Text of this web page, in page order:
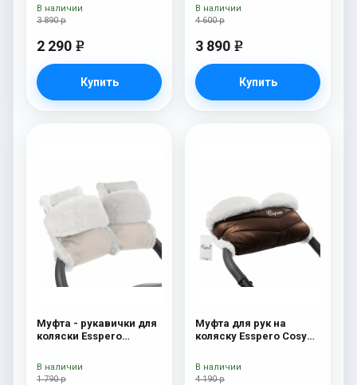
3 890 р
2 290 e
Купить
В наличии
4 600 р
3 890 e
Купить
В наличии
Муфта - рукавички для
коляски Esspero
шерсть) Beige
1 790 р
В наличии
Муфта для рук на
коляску Esspero Cosy
4 190 р
В наличии